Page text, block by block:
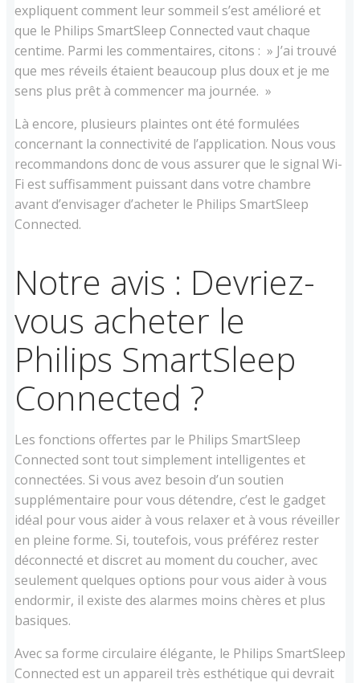
expliquent comment leur sommeil s’est amélioré et
que le Philips SmartSleep Connected vaut chaque
centime. Parmi les commentaires, citons : » J’ai trouvé
que mes réveils étaient beaucoup plus doux et je me
sens plus prêt à commencer ma journée. »
Là encore, plusieurs plaintes ont été formulées
concernant la connectivité de l’application. Nous vous
recommandons donc de vous assurer que le signal Wi-
Fi est suffisamment puissant dans votre chambre
avant d’envisager d’acheter le Philips SmartSleep
Connected.
Notre avis : Devriez-
vous acheter le
Philips SmartSleep
Connected ?
Les fonctions offertes par le Philips SmartSleep
Connected sont tout simplement intelligentes et
connectées. Si vous avez besoin d’un soutien
supplémentaire pour vous détendre, c’est le gadget
idéal pour vous aider à vous relaxer et à vous réveiller
en pleine forme. Si, toutefois, vous préférez rester
déconnecté et discret au moment du coucher, avec
seulement quelques options pour vous aider à vous
endormir, il existe des alarmes moins chères et plus
basiques.
Avec sa forme circulaire élégante, le Philips SmartSleep
Connected est un appareil très esthétique qui devrait